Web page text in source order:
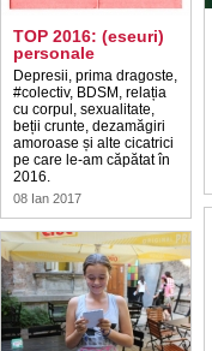
TOP 2016: (eseuri)
personale
Depresii, prima dragoste,
#colectiv, BDSM, relația
cu corpul, sexualitate,
beții crunte, dezamăgiri
amoroase și alte cicatrici
pe care le-am căpătat în
2016.
08 Ian 2017